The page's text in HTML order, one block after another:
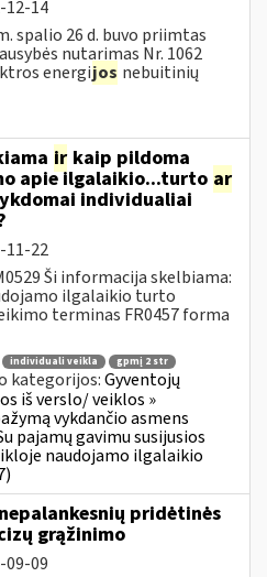
12-14
spalio 26 d. buvo priimtas
nutarimas Nr. 1062
energijos nebuitinių
ir kaip pildoma
apie ilgalaikio...turto ar
individualiai
11-22
Ši informacija skelbiama:
ilgalaikio turto
terminas FR0457 forma
individuali veikla
gpmį 2 str
kategorijos:Gyventojų
iš verslo/ veiklos »
vykdančio asmens
pajamų gavimu susijusios
naudojamo ilgalaikio
pridėtinės
grąžinimo
09-09